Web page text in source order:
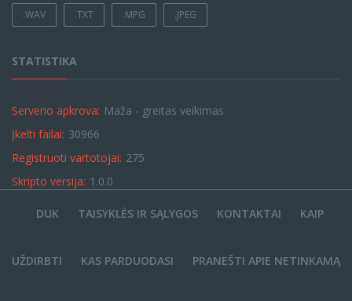
.WAV .TXT .MPG .JPEG
STATISTIKA
Serverio apkrova: Maža - greitas veikimas
Įkelti failai: 30966
Registruoti vartotojai: 275
Skripto versija: 1.0.0
DUK TAISYKLĖS IR SĄLYGOS KONTAKTAI KAIP
UŽDIRBTI KAS PARDUODASI PRANEŠTI APIE NETINKAMĄ